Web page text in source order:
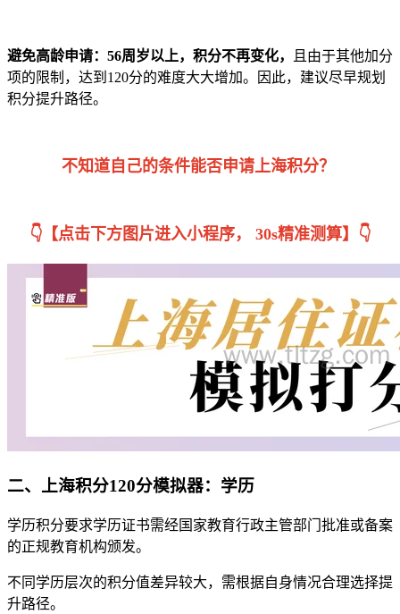
避免高龄申请：56周岁以上，积分不再变化，
且由于其他加分
项的限制，达到120分的难度大大增加。因此，建议尽早规划
积分提升路径。
不知道自己的条件能否申请上海积分？
👇【点击下方图片进入小程序， 30s精准测算】👇
二、 上海积分120分模拟器：学历
学历积分要求学历证书需经国家教育行政主管部门批准或备案
的正规教育机构颁发。
不同学历层次的积分值差异较大，需根据自身情况合理选择提
升路径。